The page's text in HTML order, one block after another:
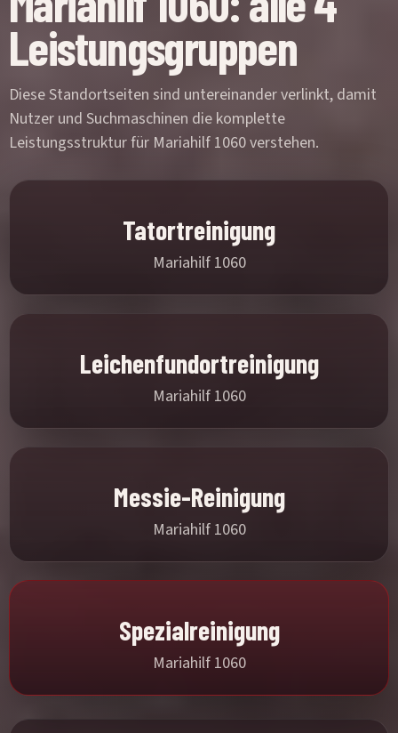
Leistungsgruppen
Diese Standortseiten sind untereinander verlinkt, damit
Nutzer und Suchmaschinen die komplette
Leistungsstruktur für Mariahilf 1060 verstehen.
Tatortreinigung
Mariahilf 1060
Leichenfundortreinigung
Mariahilf 1060
Messie-Reinigung
Mariahilf 1060
Spezialreinigung
Mariahilf 1060